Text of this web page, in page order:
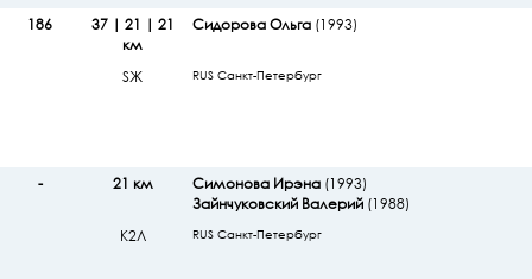
186
37 | 21 | 21
км
SЖ
Сидорова Ольга(1993)
RUS Санкт-Петербург
- 21 км
К2Л
Симонова Ирэна(1993)
Зайнчуковский Валерий(1988)
RUS Санкт-Петербург